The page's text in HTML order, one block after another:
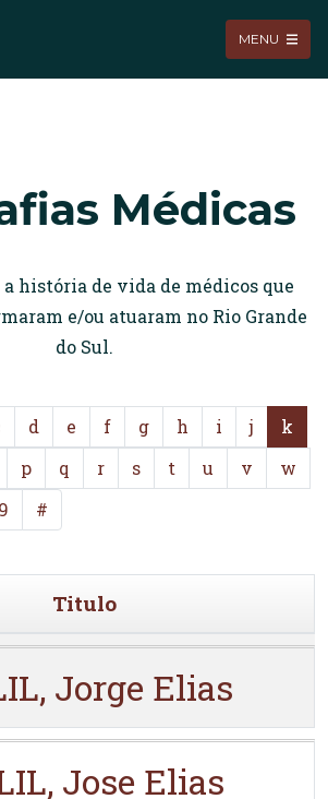
MENU
Médicas
a história de vida de médicos que
e/ou atuaram no Rio Grande
do Sul.
d e f g h i j
k
p q r s t u v
w
#
Titulo
Jorge Elias
Jose Elias